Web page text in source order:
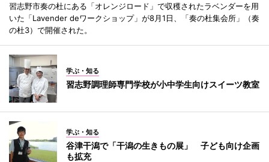
習志野市奏の杜にある「オレンジロード」で収穫されたラベンダーを用
いた「Lavender deワークショップ」が8月1日、「奏の杜集会所」（奏
の杜3）で開催された。
学ぶ・知る
習志野調理師専門学校が小中学生向けスイーツ教室
学ぶ・知る
谷津干潟で「干潟の生きもの展」 子ども向け企画
も拡充